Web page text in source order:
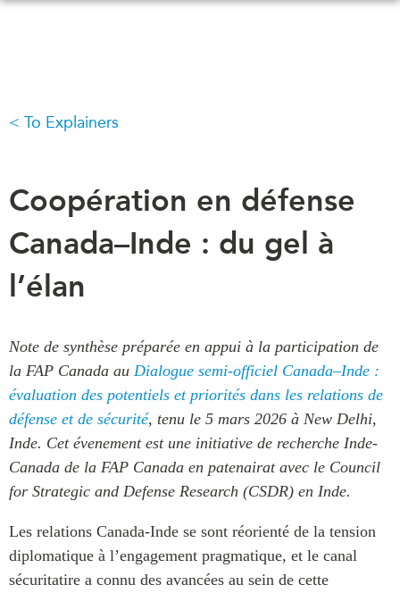
テ
に
移
動
WHAT'S NEW
CONFERENCES
ABOUT US
What We Do
Join Us
Transparency
Annual Reports
RESEARCH
All Publications
Southeast Asia
North Asia
South Asia
Business Asia
Canada
Asia
Virtual
In the News
Podcasts
Videos
Press Releases
Our Experts
PUBLICATIONS
Asia Watch
Insights
To Explainers
Coopération en défense
Canada–Inde : du gel à
l’élan
Note de synthèse préparée en appui à la participation de
la FAP Canada au Dialogue semi-officiel Canada–Inde :
évaluation des potentiels et priorités dans les relations de
défense et de sécurité, tenu le 5 mars 2026 à New Delhi,
Inde. Cet évenement est une initiative de recherche Inde-
Canada de la FAP Canada en patenairat avec le Council
for Strategic and Defense Research (CSDR) en Inde.
Les relations Canada-Inde se sont réorienté de la tension
diplomatique à l’engagement pragmatique, et le canal
sécuritatire a connu des avancées au sein de cette